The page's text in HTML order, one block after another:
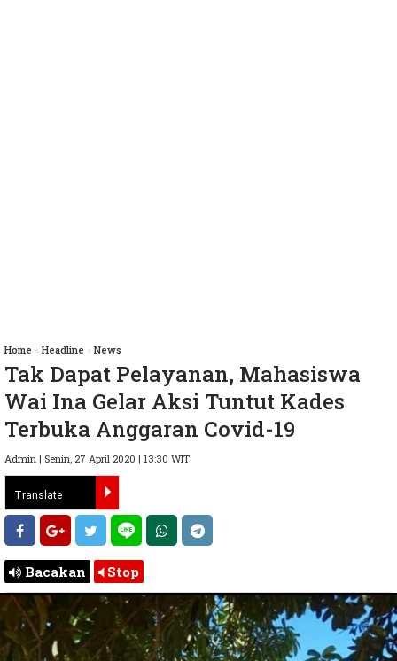
Home » Headline » News
Tak Dapat Pelayanan, Mahasiswa
Wai Ina Gelar Aksi Tuntut Kades
Terbuka Anggaran Covid-19
Admin | Senin, 27 April 2020 | 13:30 WIT
Bacakan Stop